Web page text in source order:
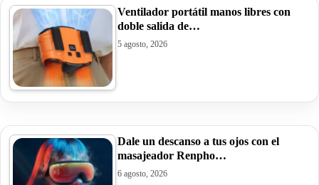
Ventilador portátil manos libres con
doble salida de…
5 agosto, 2026
Dale un descanso a tus ojos con el
masajeador Renpho…
6 agosto, 2026